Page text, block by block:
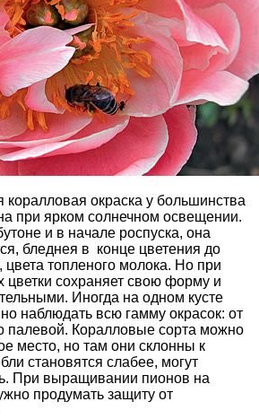
коралловая окраска у большинства
при ярком солнечном освещении.
и в начале роспуска, она
бледнея в конце цветения до
топленого молока. Но при
цветки сохраняет свою форму и
Иногда на одном кусте
наблюдать всю гамму окрасок: от
палевой. Коралловые сорта можно
место, но там они склонны к
становятся слабее, могут
При выращивании пионов на
продумать защиту от